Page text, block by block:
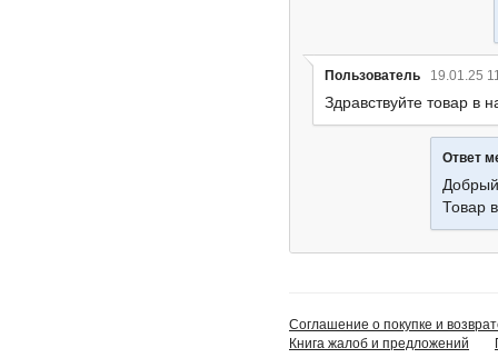
Пользователь 19.01.25
Здравствуйте товар в
Ответ
Товар
Соглашение о покупке и
Книга жалоб и предложений